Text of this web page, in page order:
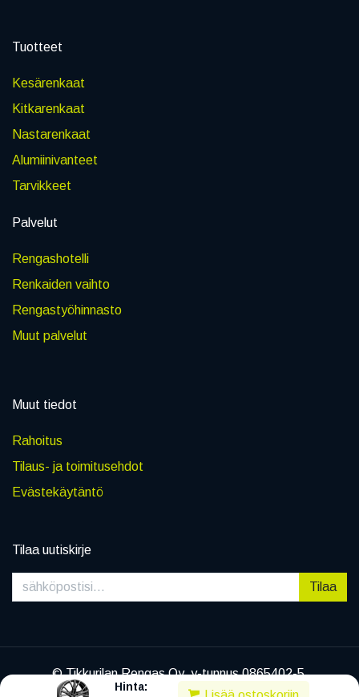
Hinta:
Tuotteet
Kesärenkaat
Kitkarenkaat
Nastarenkaat
Alumiinivanteet
Tarvikkeet
Palvelut
Rengashotelli
Renkaiden vaihto
Rengastyöhinnasto
Muut palvelut
Muut tiedot
Rahoitus
Tilaus- ja toimitusehdot
Evästekäytäntö
Tilaa uutiskirje
Tilaa
© Tikkurilan Rengas Oy, y-tunnus 0865402-5
|Tietosuojaseloste